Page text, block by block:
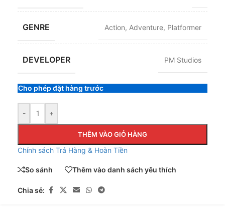
GENRE Action, Adventure, Platformer
DEVELOPER PM Studios
Cho phép đặt hàng trước
- +
THÊM VÀO GIỎ HÀNG
Chính sách Trả Hàng & Hoàn Tiền
So sánh Thêm vào danh sách yêu thích
Chia sẻ: